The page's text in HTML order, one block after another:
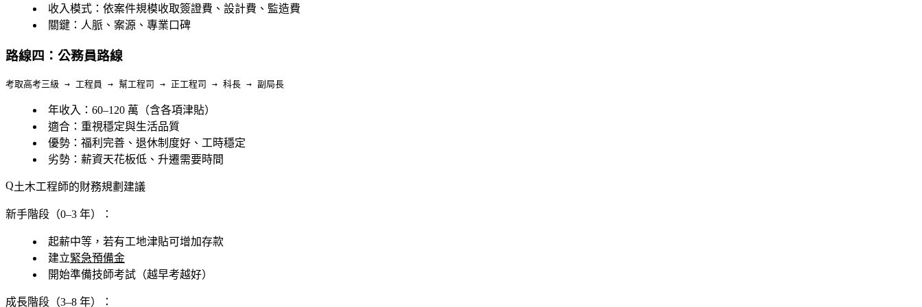
收入模式 ：依案件規模收取簽證費、設計費、監造費
關鍵 ：人脈、案源、專業口碑
路線四：公務員路線
年收入 ：60–120 萬（含各項津貼）
適合 ：重視穩定與生活品質
優勢 ：福利完善、退休制度好、工時穩定
劣勢 ：薪資天花板低、升遷需要時間
土木工程師的財務規劃建議
新手階段（0–3 年）：
起薪中等，若有工地津貼可增加存款
建立緊急預備金
開始準備技師考試（越早考越好）
成長階段（3–8 年）：